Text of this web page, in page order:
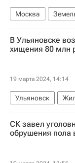
Москва
Барвиха
Дмитрий Мазепин
В Ульяновске
хищения 80 млн
19 марта 2024, 14:14
Ульяновск
Ульяновская
Криминал
СК завел
обрушения пола